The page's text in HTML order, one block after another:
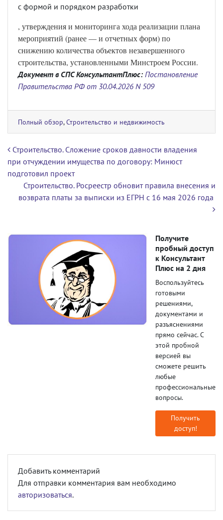
с формой и порядком разработки
, утверждения и мониторинга хода реализации плана
мероприятий (ранее — и отчетных форм) по
снижению количества объектов незавершенного
строительства, установленными Минстроем России.
Документ в СПС КонсультантПлюс: Постановление
Правительства РФ от 30.04.2026 N 509
Полный обзор,Строительство и недвижимость
Навигация по записям
Строительство. Сложение сроков давности владения
при отчуждении имущества по договору: Минюст
подготовил проект
Строительство. Росреестр обновит правила внесения и
возврата платы за выписки из ЕГРН с 16 мая 2026 года
Получите
пробный доступ
к Консультант
Плюс на 2 дня
Воспользуйтесь
готовыми
решениями,
документами и
разъяснениями
прямо сейчас. С
этой пробной
версией вы
сможете решить
любые
профессиональные
вопросы.
Получить
доступ!
Добавить комментарий
Для отправки комментария вам необходимо
авторизоваться.